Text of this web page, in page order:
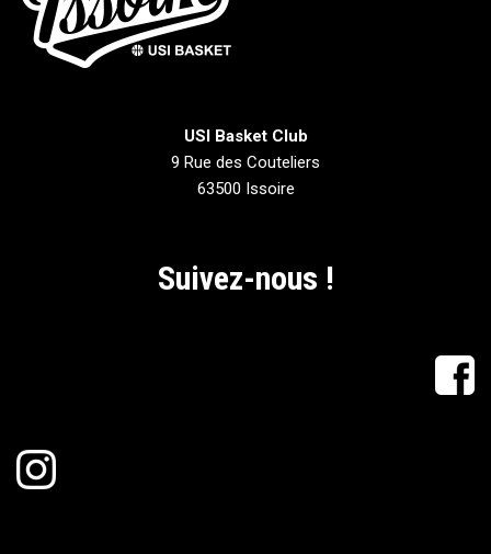
USI Basket Club
9 Rue des Couteliers
63500 Issoire
Suivez-nous !